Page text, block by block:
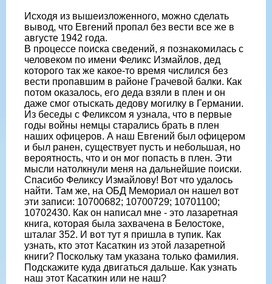
Исходя из вышеизложенного, можно сделать
вывод, что Евгений пропал без вести все же в
августе 1942 года.
В процессе поиска сведений, я познакомилась с
человеком по имени Феликс Измайлов, дед
которого так же какое-то время числился без
вести пропавшим в районе Грачевой балки. Как
потом оказалось, его деда взяли в плен и он
даже смог отыскать дедову могилку в Германии.
Из беседы с Феликсом я узнала, что в первые
годы войны немцы старались брать в плен
наших офицеров. А наш Евгений был офицером
и был ранен, существует пусть и небольшая, но
вероятность, что и он мог попасть в плен. Эти
мысли натолкнули меня на дальнейшие поиски.
Спасибо Феликсу Измайлову! Вот что удалось
найти. Там же, на ОБД Мемориал он нашел вот
эти записи: 10700682; 10700729; 10701100;
10702430. Как он написал мне - это лазаретная
книга, которая была захвачена в Белостоке,
шталаг 352. И вот тут я пришла в тупик. Как
узнать, кто этот Касаткин из этой лазаретной
книги? Поскольку там указана только фамилия.
Подскажите куда двигаться дальше. Как узнать
наш этот Касаткин или не наш?